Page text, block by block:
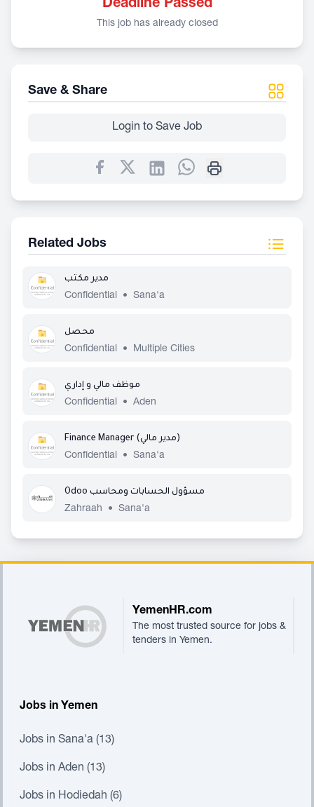
Deadline Passed
This job has already closed
Save & Share
Login to Save Job
Related Jobs
مدير مكتب
Confidential
• Sana'a
محصل
Confidential
• Multiple Cities
موظف مالي و إداري
Confidential
• Aden
Finance Manager (مدير مالي)
Confidential
• Sana'a
Odoo مسؤول الحسابات ومحاسب
Zahraah
• Sana'a
YemenHR.com
The most trusted source for jobs &
tenders in Yemen.
Jobs in Yemen
Jobs in Sana'a (13)
Jobs in Aden (13)
Jobs in Hodiedah (6)